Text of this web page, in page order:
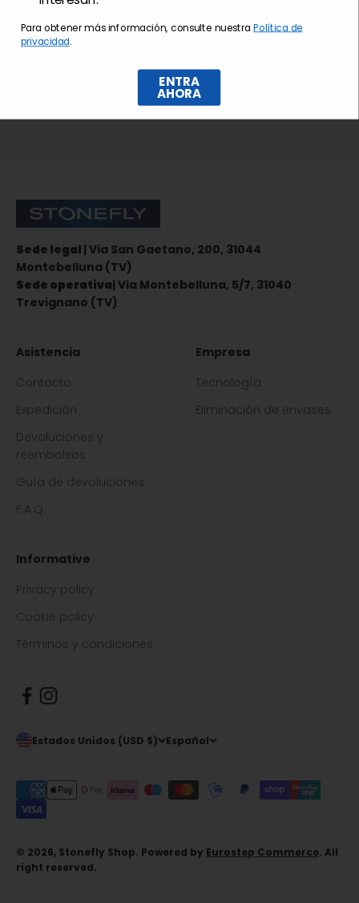
Stonefly Shop
Sede legal | Via San Gaetano, 200, 31044
Montebelluna (TV)
Sede operativa| Via Montebelluna, 5/7, 31040
Trevignano (TV)
Asistencia
Contacto
Expedición
Devoluciones y
reembolsos
Guía de devoluciones
F.A.Q.
Empresa
Tecnología
Eliminación de envases
Informative
Privacy policy
Cookie policy
Términos y condiciones
Estados Unidos (USD $) Español
© 2026, Stonefly Shop. Powered by Eurostep Commerce. All
right reserved.
Para obtener más información, consulte nuestraPolítica de
privacidad.
ENTRA
AHORA